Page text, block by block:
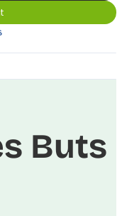
Buts